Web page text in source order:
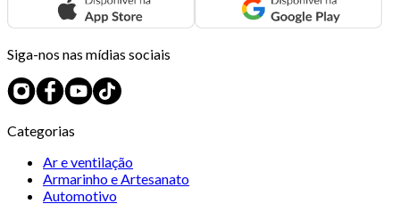
Siga-nos nas mídias sociais
Categorias
Ar e ventilação
Armarinho e Artesanato
Automotivo